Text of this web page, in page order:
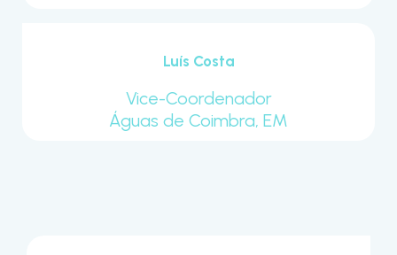
Luís Costa
Vice-Coordenador
Águas de Coimbra, EM